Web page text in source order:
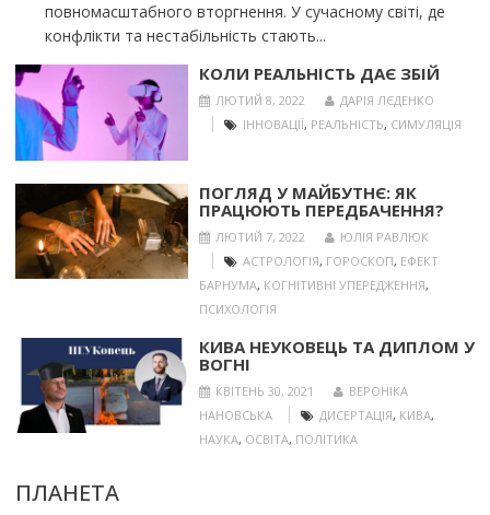
повномасштабного вторгнення. У сучасному світі, де
конфлікти та нестабільність стають...
КОЛИ РЕАЛЬНІСТЬ ДАЄ ЗБІЙ
ЛЮТИЙ 8, 2022
ДАРІЯ ЛЄДЕНКО
ІННОВАЦІЇ, РЕАЛЬНІСТЬ, СИМУЛЯЦІЯ
ПОГЛЯД У МАЙБУТНЄ: ЯК
ПРАЦЮЮТЬ ПЕРЕДБАЧЕННЯ?
ЛЮТИЙ 7, 2022
ЮЛІЯ РАВЛЮК
АСТРОЛОГІЯ, ГОРОСКОП, ЕФЕКТ
БАРНУМА, КОГНІТИВНІ УПЕРЕДЖЕННЯ,
ПСИХОЛОГІЯ
КИВА НЕУКОВЕЦЬ ТА ДИПЛОМ У
ВОГНІ
КВІТЕНЬ 30, 2021
ВЕРОНІКА
НАНОВСЬКА
ДИСЕРТАЦІЯ, КИВА,
НАУКА, ОСВІТА, ПОЛІТИКА
ПЛАНЕТА